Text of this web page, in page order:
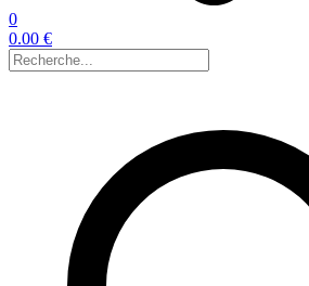
0
0.00 €